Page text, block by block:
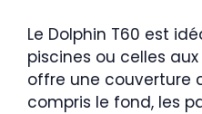
Le Dolphin T60 est
piscines ou celles
offre une couverture
compris le fond, les